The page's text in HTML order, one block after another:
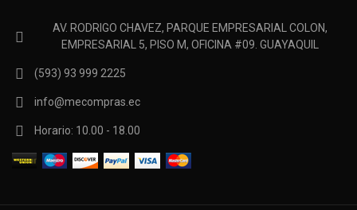
AV. RODRIGO CHAVEZ, PARQUE EMPRESARIAL COLON,
EMPRESARIAL 5, PISO M, OFICINA #09. GUAYAQUIL
(593) 93 999 2225
info@mecompras.ec
Horario: 10.00 - 18.00